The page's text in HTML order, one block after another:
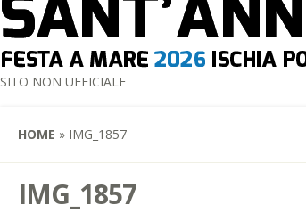
SITO NON UFFICIALE
HOME » IMG_1857
IMG_1857